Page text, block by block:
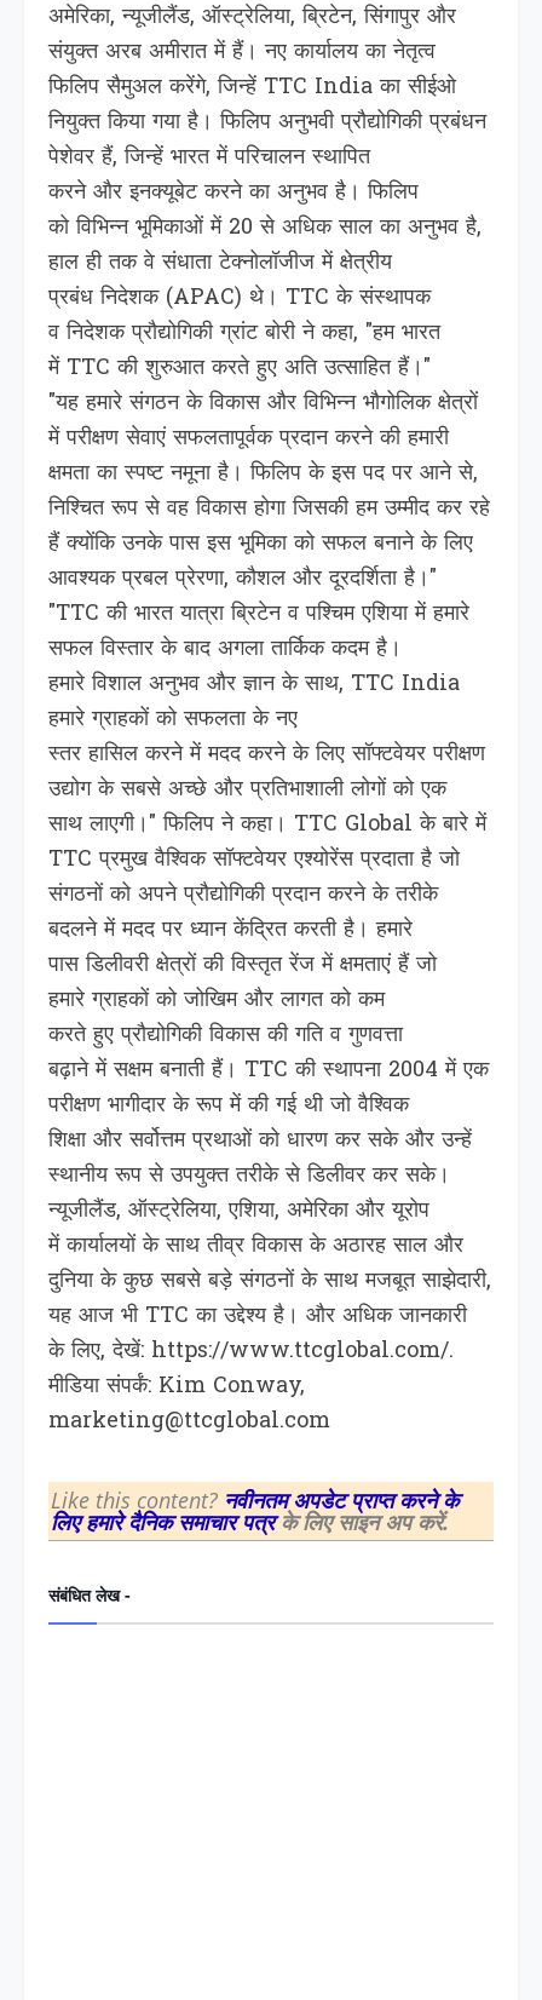
अमेरिका, न्यूजीलैंड, ऑस्ट्रेलिया, ब्रिटेन, सिंगापुर और
संयुक्त अरब अमीरात में हैं। नए कार्यालय का नेतृत्व
फिलिप सैमुअल करेंगे, जिन्हें TTC India का सीईओ
नियुक्त किया गया है। फिलिप अनुभवी प्रौद्योगिकी प्रबंधन
पेशेवर हैं, जिन्हें भारत में परिचालन स्थापित
करने और इनक्यूबेट करने का अनुभव है। फिलिप
को विभिन्न भूमिकाओं में 20 से अधिक साल का अनुभव है,
हाल ही तक वे संधाता टेक्नोलॉजीज में क्षेत्रीय
प्रबंध निदेशक (APAC) थे। TTC के संस्थापक
व निदेशक प्रौद्योगिकी ग्रांट बोरी ने कहा, "हम भारत
में TTC की शुरुआत करते हुए अति उत्साहित हैं।"
"यह हमारे संगठन के विकास और विभिन्न भौगोलिक क्षेत्रों
में परीक्षण सेवाएं सफलतापूर्वक प्रदान करने की हमारी
क्षमता का स्पष्ट नमूना है। फिलिप के इस पद पर आने से,
निश्चित रूप से वह विकास होगा जिसकी हम उम्मीद कर रहे
हैं क्योंकि उनके पास इस भूमिका को सफल बनाने के लिए
आवश्यक प्रबल प्रेरणा, कौशल और दूरदर्शिता है।"
"TTC की भारत यात्रा ब्रिटेन व पश्चिम एशिया में हमारे
सफल विस्तार के बाद अगला तार्किक कदम है।
हमारे विशाल अनुभव और ज्ञान के साथ, TTC India
हमारे ग्राहकों को सफलता के नए
स्तर हासिल करने में मदद करने के लिए सॉफ्टवेयर परीक्षण
उद्योग के सबसे अच्छे और प्रतिभाशाली लोगों को एक
साथ लाएगी।" फिलिप ने कहा। TTC Global के बारे में
TTC प्रमुख वैश्विक सॉफ्टवेयर एश्योरेंस प्रदाता है जो
संगठनों को अपने प्रौद्योगिकी प्रदान करने के तरीके
बदलने में मदद पर ध्यान केंद्रित करती है। हमारे
पास डिलीवरी क्षेत्रों की विस्तृत रेंज में क्षमताएं हैं जो
हमारे ग्राहकों को जोखिम और लागत को कम
करते हुए प्रौद्योगिकी विकास की गति व गुणवत्ता
बढ़ाने में सक्षम बनाती हैं। TTC की स्थापना 2004 में एक
परीक्षण भागीदार के रूप में की गई थी जो वैश्विक
शिक्षा और सर्वोत्तम प्रथाओं को धारण कर सके और उन्हें
स्थानीय रूप से उपयुक्त तरीके से डिलीवर कर सके।
न्यूजीलैंड, ऑस्ट्रेलिया, एशिया, अमेरिका और यूरोप
में कार्यालयों के साथ तीव्र विकास के अठारह साल और
दुनिया के कुछ सबसे बड़े संगठनों के साथ मजबूत साझेदारी,
यह आज भी TTC का उद्देश्य है। और अधिक जानकारी
के लिए, देखें: https://www.ttcglobal.com/.
मीडिया संपर्कं: Kim Conway,
marketing@ttcglobal.com
Like this content? नवीनतम अपडेट प्राप्त करने के
लिए हमारे दैनिक समाचार पत्रके लिए साइन अप करें.
संबंधित लेख -